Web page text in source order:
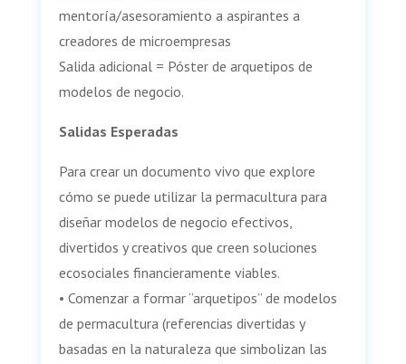
mentoría/asesoramiento a aspirantes a
creadores de microempresas
Salida adicional = Póster de arquetipos de
modelos de negocio.
Salidas Esperadas
Para crear un documento vivo que explore
cómo se puede utilizar la permacultura para
diseñar modelos de negocio efectivos,
divertidos y creativos que creen soluciones
ecosociales financieramente viables.
• Comenzar a formar “arquetipos” de modelos
de permacultura (referencias divertidas y
basadas en la naturaleza que simbolizan las